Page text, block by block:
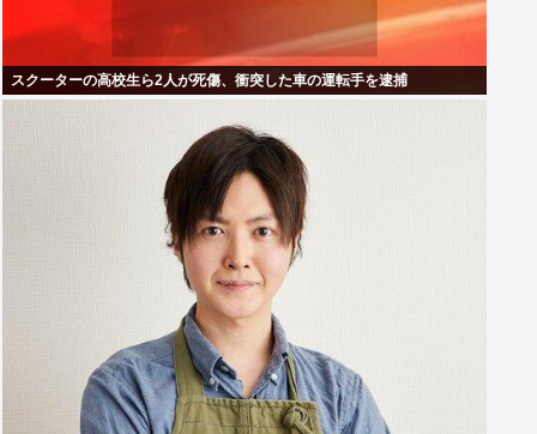
スクーターの高校生ら2人が死傷、衝突した車の運転手を逮捕